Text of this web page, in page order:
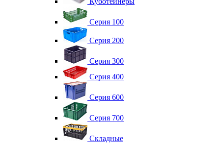
Серия 100
Серия 200
Серия 300
Серия 400
Серия 600
Серия 700
Складные